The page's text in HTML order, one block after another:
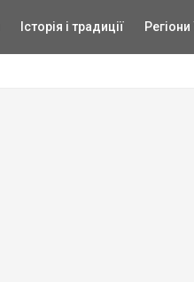
Історія і традиції